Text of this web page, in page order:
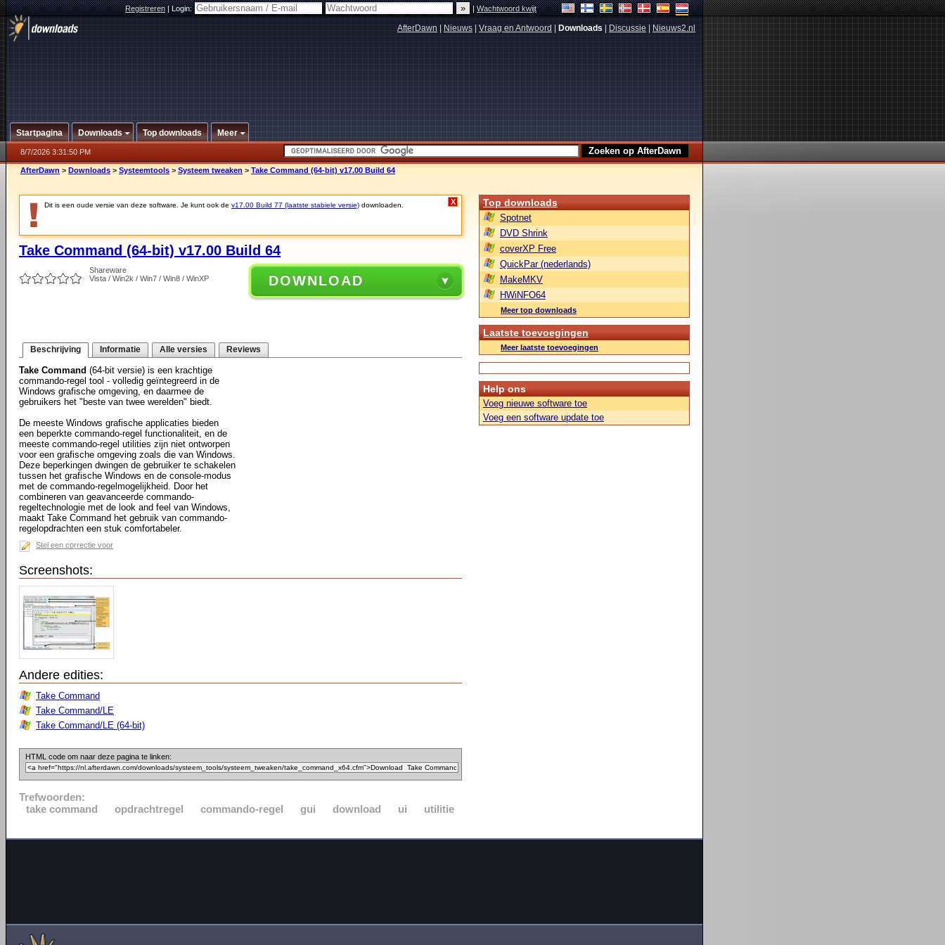
Registreren|Login: |Wachtwoord kwijt
AfterDawn Nieuws Vraag en Antwoord Downloads Discussie Nieuws2.nl
Startpagina Downloads Top downloads Meer
8/7/2026 3:31:50 PM
AfterDawn > Downloads > Systeemtools > Systeem tweaken > Take Command (64-bit) v17.00 Build 64
Dit is een oude versie van deze software. Je kunt ook de v17.00 Build 77 (laatste stabiele versie) downloaden. X
Take Command (64-bit) v17.00 Build 64
Shareware
Vista / Win2k / Win7 / Win8 / WinXP
DOWNLOAD
Beschrijving Informatie Alle versies Reviews
Take Command (64-bit versie) is een krachtige
commando-regel tool - volledig geïntegreerd in de
Windows grafische omgeving, en daarmee de
gebruikers het "beste van twee werelden" biedt.
De meeste Windows grafische applicaties bieden
een beperkte commando-regel functionaliteit, en de
meeste commando-regel utilities zijn niet ontworpen
voor een grafische omgeving zoals die van Windows.
Deze beperkingen dwingen de gebruiker te schakelen
tussen het grafische Windows en de console-modus
met de commando-regelmogelijkheid. Door het
combineren van geavanceerde commando-
regeltechnologie met de look and feel van Windows,
maakt Take Command het gebruik van commando-
regelopdrachten een stuk comfortabeler.
Stel een correctie voor
Screenshots:
Andere edities:
Take Command
Take Command/LE
Take Command/LE (64-bit)
HTML code om naar deze pagina te linken:
Trefwoorden:
take command
opdrachtregel commando-regel gui download ui utilitie
Top downloads
Spotnet
DVD Shrink
coverXP Free
QuickPar (nederlands)
MakeMKV
HWiNFO64
Meer top downloads
Laatste toevoegingen
Meer laatste toevoegingen
Help ons
Voeg nieuwe software toe
Voeg een software update toe